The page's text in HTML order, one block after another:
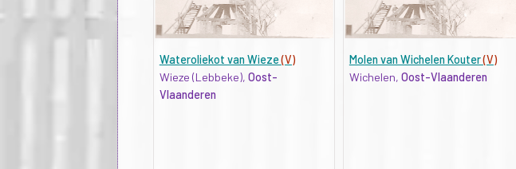
Wateroliekot van Wieze(V)
Wieze (Lebbeke), Oost-
Vlaanderen
Molen van Wichelen Kouter(V)
Wichelen, Oost-Vlaanderen